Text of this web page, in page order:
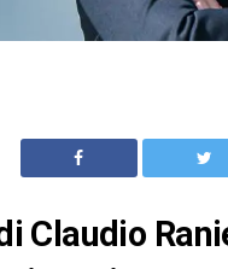
Claudio